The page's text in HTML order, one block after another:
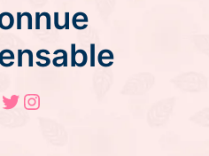
Twitter
Instagram